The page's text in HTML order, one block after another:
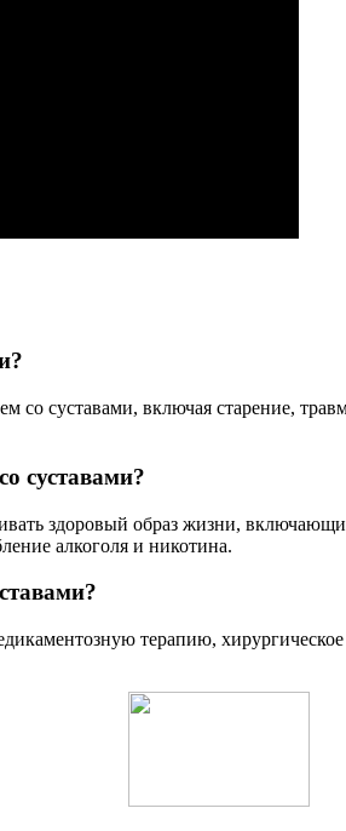
со суставами, включая старение,
суставами?
здоровый образ жизни,
алкоголя и никотина.
терапию,